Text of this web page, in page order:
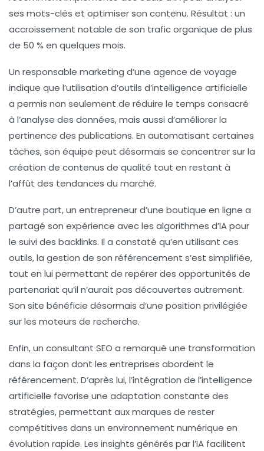
ses mots-clés et optimiser son contenu. Résultat : un
accroissement notable de son trafic organique de plus
de 50 % en quelques mois.
Un responsable marketing d’une agence de voyage
indique que l’utilisation d’outils d’intelligence artificielle
a permis non seulement de réduire le temps consacré
à l’analyse des données, mais aussi d’améliorer la
pertinence des publications. En automatisant certaines
tâches, son équipe peut désormais se concentrer sur la
création de contenus de qualité tout en restant à
l’affût des tendances du marché.
D’autre part, un entrepreneur d’une boutique en ligne a
partagé son expérience avec les algorithmes d’IApour
le suivi des backlinks. Il a constaté qu’en utilisant ces
outils, la gestion de son référencement s’est simplifiée,
tout en lui permettant de repérer des opportunités de
partenariat qu’il n’aurait pas découvertes autrement.
Son site bénéficie désormais d’une position privilégiée
sur les moteurs de recherche.
Enfin, un consultant SEO a remarqué une transformation
dans la façon dont les entreprises abordent le
référencement. D’après lui, l’intégration de l’intelligence
artificielle favorise une adaptation constante des
stratégies, permettant aux marques de rester
compétitives dans un environnement numérique en
évolution rapide. Les insights générés par l’IA facilitent